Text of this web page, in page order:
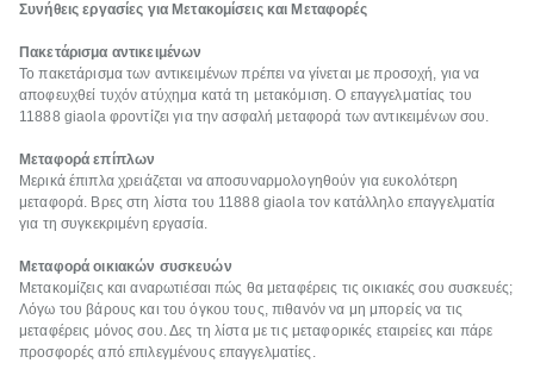
Συνήθεις εργασίες για Μετακομίσεις και Μεταφορές
Πακετάρισμα αντικειμένων
Το πακετάρισμα των αντικειμένων πρέπει να γίνεται με προσοχή, για να
αποφευχθεί τυχόν ατύχημα κατά τη μετακόμιση. Ο επαγγελματίας του
11888 giaola φροντίζει για την ασφαλή μεταφορά των αντικειμένων σου.
Μεταφορά επίπλων
Μερικά έπιπλα χρειάζεται να αποσυναρμολογηθούν για ευκολότερη
μεταφορά. Βρες στη λίστα του 11888 giaola τον κατάλληλο επαγγελματία
για τη συγκεκριμένη εργασία.
Μεταφορά οικιακών συσκευών
Μετακομίζεις και αναρωτιέσαι πώς θα μεταφέρεις τις οικιακές σου συσκευές;
Λόγω του βάρους και του όγκου τους, πιθανόν να μη μπορείς να τις
μεταφέρεις μόνος σου. Δες τη λίστα με τις μεταφορικές εταιρείες και πάρε
προσφορές από επιλεγμένους επαγγελματίες.